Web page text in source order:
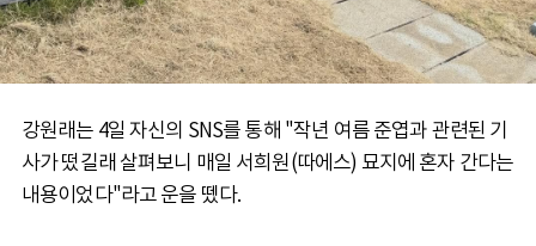
강원래는 4일 자신의 SNS를 통해 "작년 여름 준엽과 관련된 기
사가 떴길래 살펴보니 매일 서희원(따에스) 묘지에 혼자 간다는
내용이었다"라고 운을 뗐다.